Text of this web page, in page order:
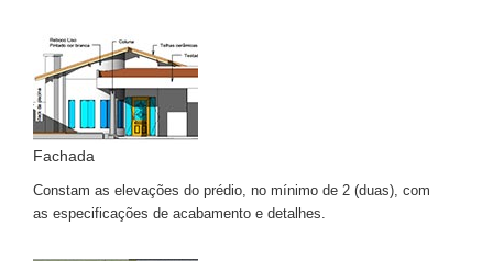
Fachada
Constam as elevações do prédio, no mínimo de 2 (duas), com
as especificações de acabamento e detalhes.